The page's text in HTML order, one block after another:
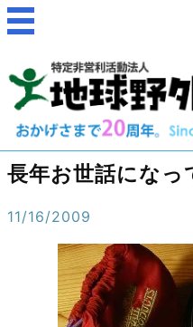
長年お世話になっ
11/16/2009